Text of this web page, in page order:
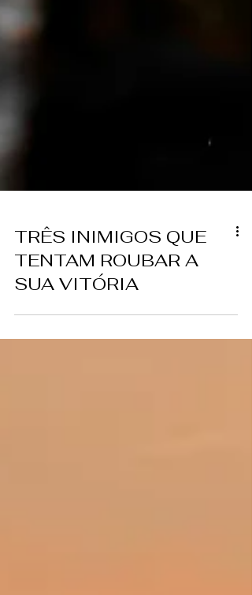
TRÊS INIMIGOS QUE
TENTAM ROUBAR A
SUA VITÓRIA